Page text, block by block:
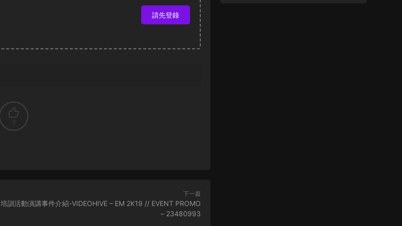
請先登錄
0
下一篇
培訓活動演講事件介紹-VIDEOHIVE – EM 2K19 // EVENT PROMO
– 23480993